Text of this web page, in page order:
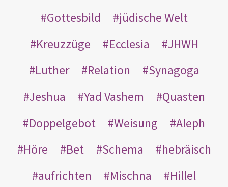
Gottesbild
jüdische Welt
Kreuzzüge
Ecclesia
JHWH
Luther
Relation
Synagoga
Jeshua
Yad Vashem
Quasten
Doppelgebot
Weisung
Aleph
Höre
Bet Schema
hebräisch
aufrichten
Mischna Hillel